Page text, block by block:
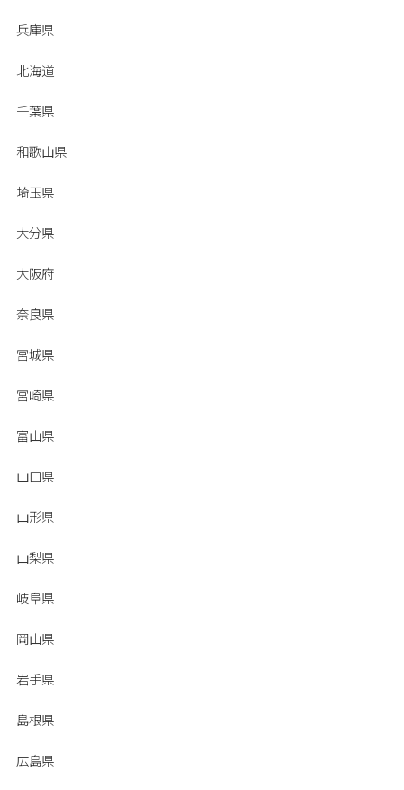
兵庫県
北海道
千葉県
和歌山県
埼玉県
大分県
大阪府
奈良県
宮城県
宮崎県
富山県
山口県
山形県
山梨県
岐阜県
岡山県
岩手県
島根県
広島県